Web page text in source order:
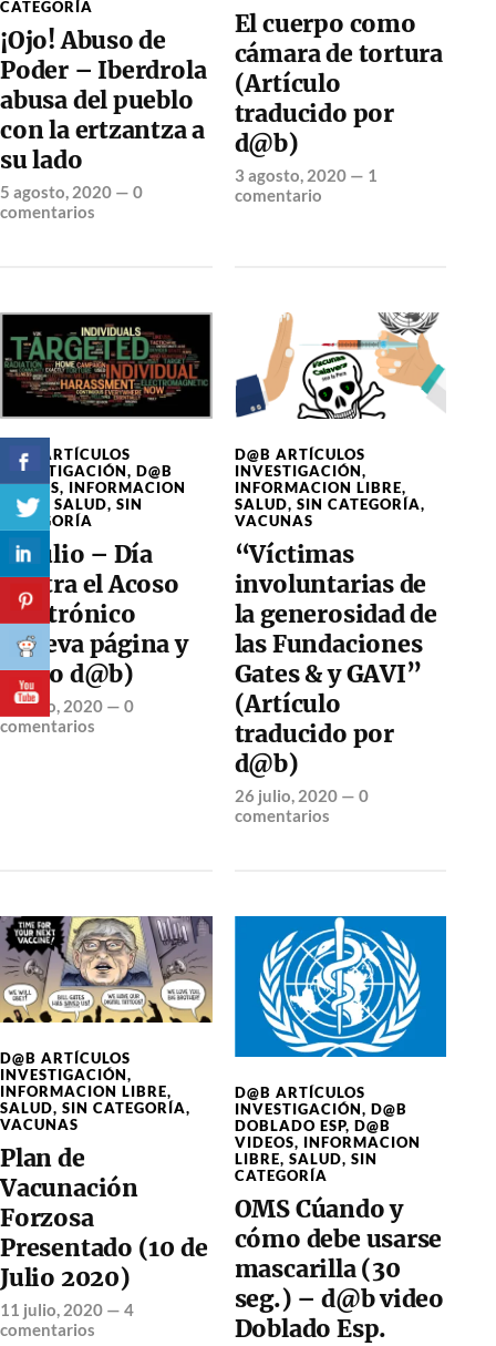
CATEGORÍA
¡Ojo! Abuso de
Poder – Iberdrola
abusa del pueblo
con la ertzantza a
su lado
5 agosto, 2020 — 0
comentarios
El cuerpo como
cámara de tortura
(Artículo
traducido por
d@b)
3 agosto, 2020— 1
comentario
D@B ARTÍCULOS
INVESTIGACIÓN, D@B
VIDEOS, INFORMACION
LIBRE
SALUD, SIN
CATEGORÍA
31 Julio – Día
contra el Acoso
Electrónico
(Nueva página y
video d@b)
31 julio, 2020 — 0
comentarios
D@B ARTÍCULOS
INVESTIGACIÓN,
INFORMACION LIBRE,
SALUD, SIN CATEGORÍA,
VACUNAS
“Víctimas
involuntarias de
la generosidad de
las Fundaciones
Gates & y GAVI”
(Artículo
traducido por
d@b)
26 julio, 2020— 0
comentarios
D@B ARTÍCULOS
INVESTIGACIÓN,
INFORMACION LIBRE,
SALUD, SIN CATEGORÍA,
VACUNAS
Plan de
Vacunación
Forzosa
Presentado (10 de
Julio 2020)
11 julio, 2020 — 4
comentarios
D@B ARTÍCULOS
INVESTIGACIÓN, D@B
DOBLADO ESP, D@B
VIDEOS, INFORMACION
LIBRE, SALUD, SIN
CATEGORÍA
OMS Cúando y
cómo debe usarse
mascarilla (30
seg.) – d@b video
Doblado Esp.